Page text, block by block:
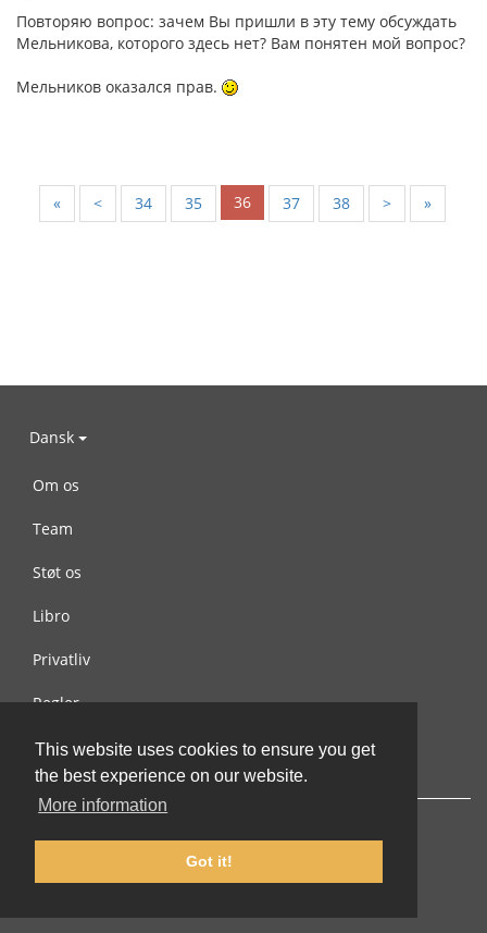
This website uses cookies to ensure you get
the best experience on our website.
More information
Got it!
Повторяю вопрос: зачем Вы пришли в эту тему обсуждать
Мельникова, которого здесь нет? Вам понятен мой вопрос?
Мельников оказался прав.
« < 34 35 36 37 38 > »
Dansk
Om os
Team
Støt os
Libro
Privatliv
Regler
Kontakt os
© 2002-2026 lernu.net |Impressum